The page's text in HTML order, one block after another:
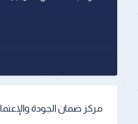
مركز ضمان الجودة